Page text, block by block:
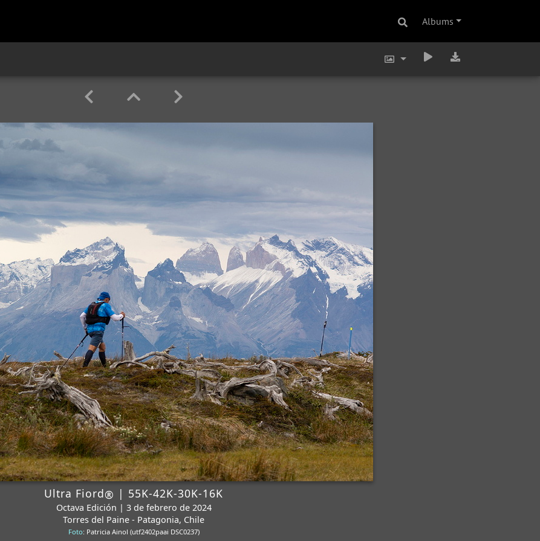
Albums
Ultra Fiord® | 55K-42K-30K-16K
Octava Edición | 3 de febrero de 2024
Torres del Paine - Patagonia, Chile
Foto: Patricia Ainol (utf2402paai DSC0237)